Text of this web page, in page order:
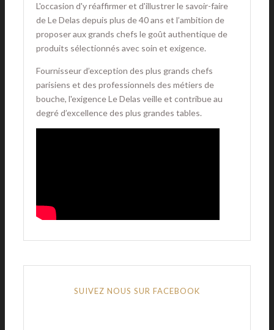
L'occasion d'y réaffirmer et d'illustrer le savoir-faire
de Le Delas depuis plus de 40 ans et l’ambition de
proposer aux grands chefs le goût authentique de
produits sélectionnés avec soin et exigence.
Fournisseur d’exception des plus grands chefs
parisiens et des professionnels des métiers de
bouche, l'exigence Le Delas veille et contribue au
degré d’excellence des plus grandes tables.
SUIVEZ NOUS SUR FACEBOOK